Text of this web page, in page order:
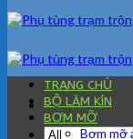
TRANG CHỦ
BỘ LÀM KÍN
BƠM MỠ
Bơm mỡ